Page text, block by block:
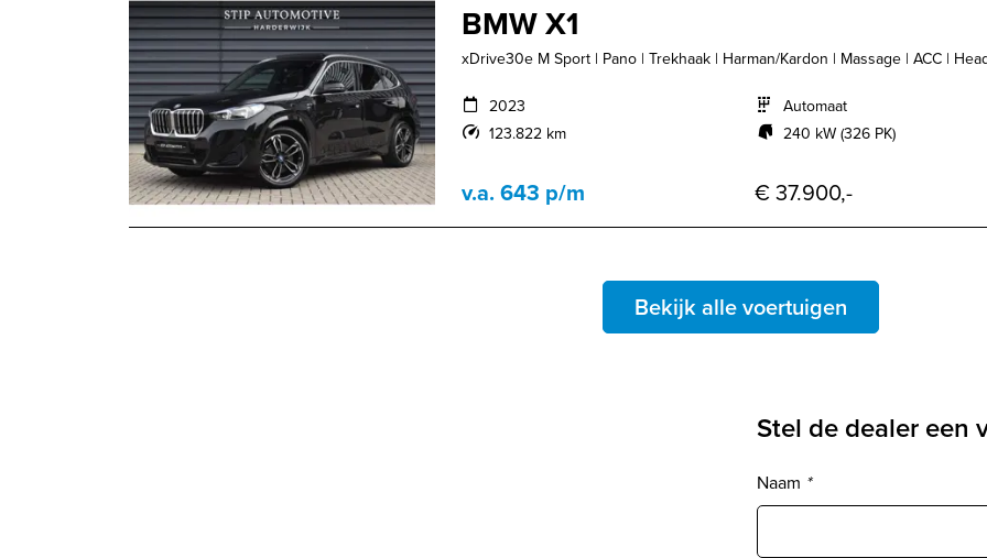
BMW X1
xDrive30e M Sport | Pano | Trekhaak | Harman/Kardon | Massage | ACC |
2023
123.822 km
Automaat
240 kW (326 PK)
v.a. 643 p/m € 37.900,-
Bekijk alle voertuigen
Stel de dealer een
Naam *